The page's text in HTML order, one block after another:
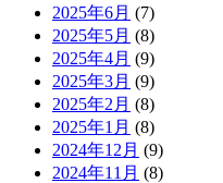
2025年6月 (7)
2025年5月 (8)
2025年4月 (9)
2025年3月 (9)
2025年2月 (8)
2025年1月 (8)
2024年12月 (9)
2024年11月 (8)